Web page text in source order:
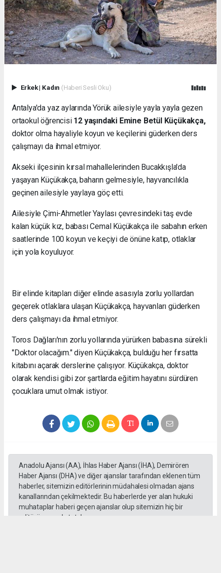
Erkek| Kadın (Haberi Sesli Oku)
Antalya'da yaz aylarında Yörük ailesiyle yayla yayla gezen
ortaokul öğrencisi 12 yaşındaki Emine Betül Küçükakça,
doktor olma hayaliyle koyun ve keçilerini güderken ders
çalışmayı da ihmal etmiyor.
Akseki ilçesinin kırsal mahallelerinden Bucakkışla'da
yaşayan Küçükakça, baharın gelmesiyle, hayvancılıkla
geçinen ailesiyle yaylaya göç etti.
Ailesiyle Çimi-Ahmetler Yaylası çevresindeki taş evde
kalan küçük kız, babası Cemal Küçükakça ile sabahın erken
saatlerinde 100 koyun ve keçiyi de önüne katıp, otlaklar
için yola koyuluyor.
Bir elinde kitapları diğer elinde asasıyla zorlu yollardan
geçerek otlaklara ulaşan Küçükakça, hayvanları güderken
ders çalışmayı da ihmal etmiyor.
Toros Dağları'nın zorlu yollarında yürürken babasına sürekli
"Doktor olacağım." diyen Küçükakça, bulduğu her fırsatta
kitabını açarak derslerine çalışıyor. Küçükakça, doktor
olarak kendisi gibi zor şartlarda eğitim hayatını sürdüren
çocuklara umut olmak istiyor.
Anadolu Ajansı (AA), İhlas Haber Ajansı (İHA), Demirören
Haber Ajansı (DHA) ve diğer ajanslar tarafından eklenen tüm
haberler, sitemizin editörlerinin müdahalesi olmadan ajans
kanallarından çekilmektedir. Bu haberlerde yer alan hukuki
muhataplar haberi geçen ajanslar olup sitemizin hiç bir
editörü sorumlu tutulamaz...